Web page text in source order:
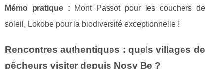
Mémo pratique : Mont Passot pour les couchers de
soleil, Lokobe pour la biodiversité exceptionnelle !
Rencontres authentiques : quels villages de
pêcheurs visiter depuis Nosy Be ?